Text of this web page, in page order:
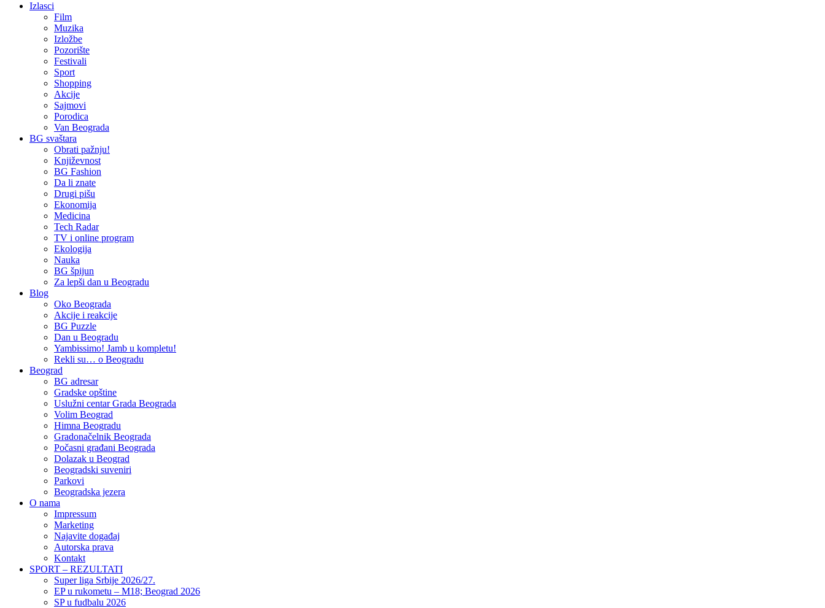
Izlasci
Film
Muzika
Izložbe
Pozorište
Festivali
Sport
Shopping
Akcije
Sajmovi
Porodica
Van Beograda
BG svaštara
Obrati pažnju!
Književnost
BG Fashion
Da li znate
Drugi pišu
Ekonomija
Medicina
Tech Radar
TV i online program
Ekologija
Nauka
BG špijun
Za lepši dan u Beogradu
Blog
Oko Beograda
Akcije i reakcije
BG Puzzle
Dan u Beogradu
Yambissimo! Jamb u kompletu!
Rekli su… o Beogradu
Beograd
BG adresar
Gradske opštine
Uslužni centar Grada Beograda
Volim Beograd
Himna Beogradu
Gradonačelnik Beograda
Počasni građani Beograda
Dolazak u Beograd
Beogradski suveniri
Parkovi
Beogradska jezera
O nama
Impressum
Marketing
Najavite događaj
Autorska prava
Kontakt
SPORT – REZULTATI
Super liga Srbije 2026/27.
EP u rukometu – M18; Beograd 2026
SP u fudbalu 2026